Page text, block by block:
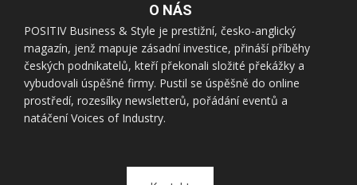
O NÁS
POSITIV Business & Style je prestižní, česko-anglický
magazín, jenž mapuje zásadní investice, přináší příběhy
českých podnikatelů, kteří překonali složité překážky a
vybudovali úspěšné firmy. Pustil se úspěšně do online
prostředí, rozesílky newsletterů, pořádání eventů a
natáčení Voices of Industry.